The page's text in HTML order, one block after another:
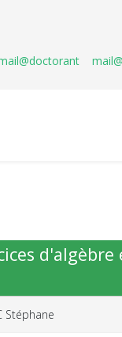
d'algèbre
Stéphane